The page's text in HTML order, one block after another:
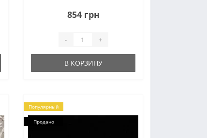
854 грн
- +
В КОРЗИНУ
Популярный
Продано